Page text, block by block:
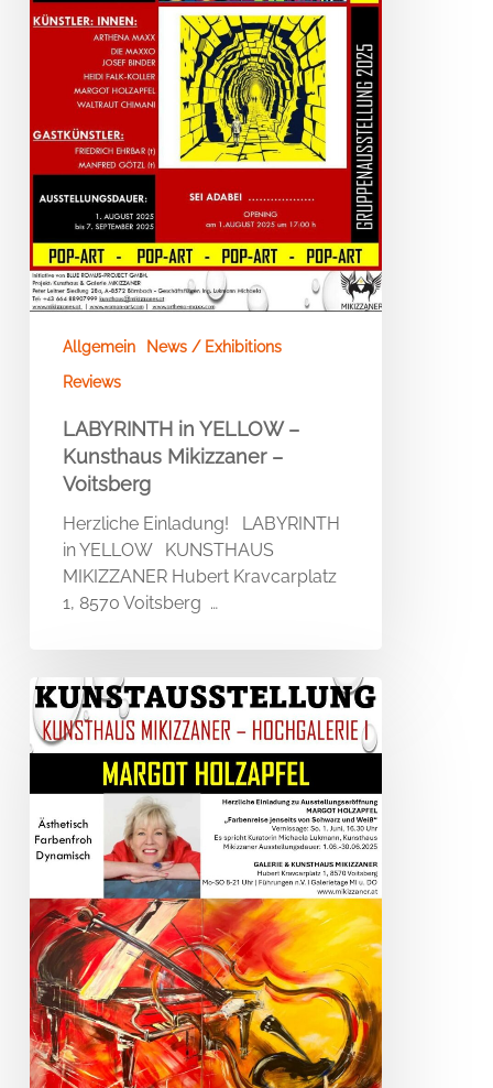
–
Voitsberg
Allgemein
News / Exhibitions
Reviews
LABYRINTH in YELLOW –
Kunsthaus Mikizzaner –
Voitsberg
Herzliche Einladung! LABYRINTH
in YELLOW KUNSTHAUS
MIKIZZANER Hubert Kravcarplatz
1, 8570 Voitsberg …
FARBENREISE
JENSEITS
VON
SCHWARZ
UND
WEISS
–
KUNSTHAUS
MIKIZZANER
–
Voitsberg/Graz